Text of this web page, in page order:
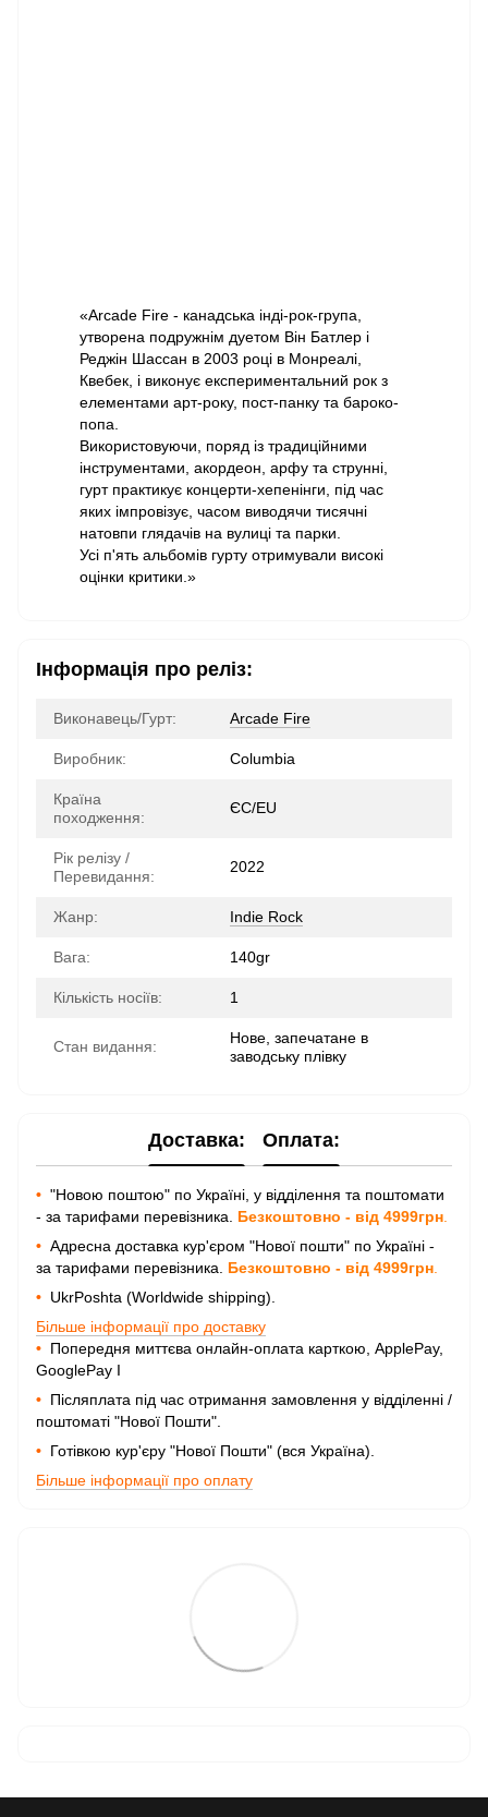
«Arcade Fire - канадська інді-рок-група,
утворена подружнім дуетом Він Батлер і
Реджін Шассан в 2003 році в Монреалі,
Квебек, і виконує експериментальний рок з
елементами арт-року, пост-панку та бароко-
попа.
Використовуючи, поряд із традиційними
інструментами, акордеон, арфу та струнні,
гурт практикує концерти-хепенінги, під час
яких імпровізує, часом виводячи тисячні
натовпи глядачів на вулиці та парки.
Усі п'ять альбомів гурту отримували високі
оцінки критики.»
Інформація про реліз:
Виконавець/Гурт: Arcade Fire
Виробник: Columbia
Країна
походження:
ЄС/EU
Рік релізу /
Перевидання:
2022
Жанр: Indie Rock
Вага: 140gr
Кількість носіїв: 1
Стан видання:
Нове, запечатане в
заводську плівку
Доставка: Оплата:
• "Новою поштою" по Україні, у відділення та поштомати
- за тарифами перевізника. Безкоштовно - від 4999грн
• Адресна доставка кур'єром "Нової пошти" по Україні -
за тарифами перевізника. Безкоштовно - від 4999грн
• UkrPoshta (Worldwide shipping).
Більше інформації про доставку
• Попередня миттєва онлайн-оплата карткою, ApplePay,
GooglePay I
• Післяплата під час отримання замовлення у відділенні /
поштоматі "Нової Пошти".
• Готівкою кур'єру "Нової Пошти" (вся Україна).
Більше інформації про оплату